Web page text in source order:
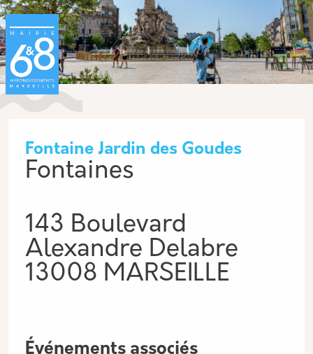
Aller au contenu principal
Fontaine Jardin des Goudes
Fontaines
143 Boulevard
Alexandre Delabre
13008 MARSEILLE
Événements associés
Panneau de gestion des cookies